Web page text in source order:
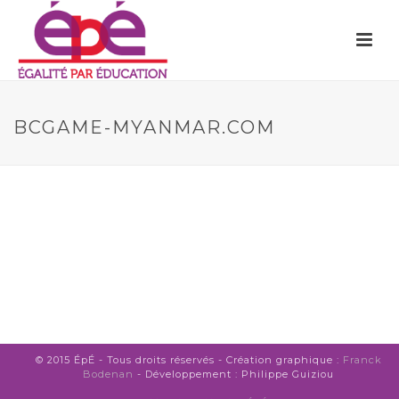
BCGAME-MYANMAR.COM
© 2015 ÉpÉ - Tous droits réservés - Création graphique : Franck
Bodenan - Développement : Philippe Guiziou